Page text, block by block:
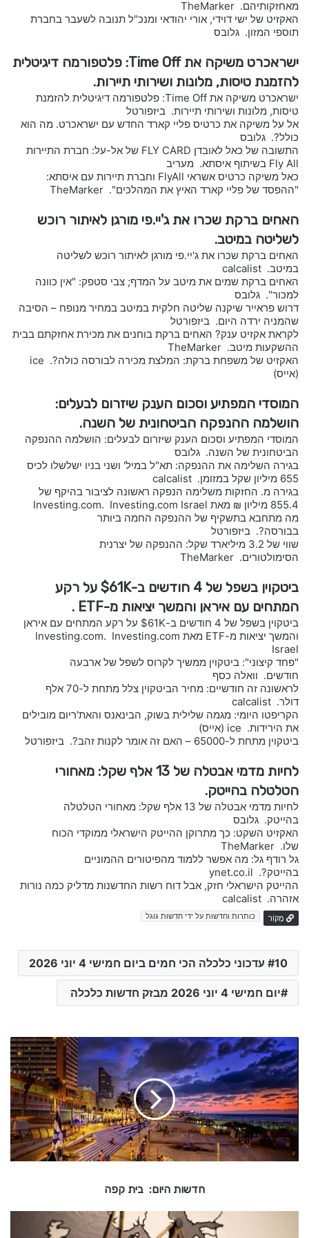
מאחזקותיהם. TheMarker
האקזיט של ישי דוידי, אורי יהודאי ומנכ"ל תנובה לשעבר בחברת
תוספי המזון. גלובס
ישראכרט משיקה את Time Off: פלטפורמה דיגיטלית
להזמנת טיסות, מלונות ושירותי תיירות.
ישראכרט משיקה את Time Off: פלטפורמה דיגיטלית להזמנת
טיסות, מלונות ושירותי תיירות. ביזפורטל
אל על משיקה את כרטיס פליי קארד החדש עם ישראכרט. מה הוא
כולל?. גלובס
התשובה של כאל לאובדן FLY CARD של אל-על: חברת התיירות
Fly All בשיתוף איסתא. מעריב
כאל משיקה כרטיס אשראי FlyAll וחברת תיירות עם איסתא:
"ההפסד של פליי קארד האיץ את המהלכים". TheMarker
האחים ברקת שכרו את ג'יי.פי מורגן לאיתור רוכש
לשליטה במיטב.
האחים ברקת שכרו את ג'יי.פי מורגן לאיתור רוכש לשליטה
במיטב. calcalist
האחים ברקת שמים את מיטב על המדף; צבי סטפק: "אין כוונה
למכור". גלובס
דרוש פראייר שיקנה שליטה חלקית במיטב במחיר מנופח – הסיבה
שהמניה ירדה היום. ביזפורטל
לקראת אקזיט ענק? האחים ברקת בוחנים את מכירת אחזקתם בבית
ההשקעות מיטב. TheMarker
האקזיט של משפחת ברקת: המלצת מכירה לבורסה כולה?. ice
(אייס)
המוסדי המפתיע וסכום הענק שיזרום לבעלים:
הושלמה ההנפקה הביטחונית של השנה.
המוסדי המפתיע וסכום הענק שיזרום לבעלים: הושלמה ההנפקה
הביטחונית של השנה. גלובס
בגירה השלימה את ההנפקה: תא"ל במיל' ושני בניו ישלשלו לכיס
655 מיליון שקל במזומן. calcalist
בגירה מ. החזקות משלימה הנפקה ראשונה לציבור בהיקף של
855.4 מיליון ₪ מאת Investing.com. Investing.com Israel
מה מתחבא בתשקיף של ההנפקה החמה ביותר
בבורסה?. ביזפורטל
שווי של 3.2 מיליארד שקל: ההנפקה של יצרנית
הסימולטורים. TheMarker
ביטקוין בשפל של 4 חודשים ב-$61K על רקע
המתחים עם איראן והמשך יציאות מ-ETF .
ביטקוין בשפל של 4 חודשים ב-$61K על רקע המתחים עם איראן
והמשך יציאות מ-ETF מאת Investing.com. Investing.com
Israel
"פחד קיצוני": ביטקוין ממשיך לקרוס לשפל של ארבעה
חודשים. וואלה כסף
לראשונה זה חודשיים: מחיר הביטקוין צלל מתחת ל-70 אלף
דולר. calcalist
הקריפטו היומי: מגמה שלילית בשוק, הבינאנס והאת'ריום מובילים
את הירידות. ice (אייס)
ביטקוין מתחת ל-65000 – האם זה אומר לקנות זהב?. ביזפורטל
לחיות מדמי אבטלה של 13 אלף שקל: מאחורי
הטלטלה בהייטק.
לחיות מדמי אבטלה של 13 אלף שקל: מאחורי הטלטלה
בהייטק. גלובס
האקזיט השקט: כך מתרוקן ההייטק הישראלי ממוקדי הכוח
שלו. TheMarker
גל רודף גל: מה אפשר ללמוד מהפיטורים ההמוניים
בהייטק?. ynet.co.il
ההייטק הישראלי חזק, אבל דוח רשות החדשנות מדליק כמה נורות
אזהרה. calcalist
מָקוֹר כותרות וחדשות על ידי חדשות גוגל
10 עדכוני כלכלה הכי חמים ביום חמישי 4 יוני 2026
יום חמישי 4 יוני 2026 מבזק חדשות כלכלה
ח
ד
ש
ו
ת
ה
י
ו
ם
חדשות היום: בית קפה